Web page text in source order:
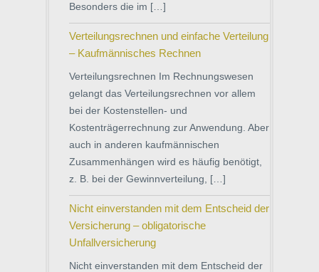
Besonders die im […]
Verteilungsrechnen und einfache Verteilung
– Kaufmännisches Rechnen
Verteilungsrechnen Im Rechnungswesen
gelangt das Verteilungsrechnen vor allem
bei der Kostenstellen- und
Kostenträgerrechnung zur Anwendung. Aber
auch in anderen kaufmännischen
Zusammenhängen wird es häufig benötigt,
z. B. bei der Gewinnverteilung, […]
Nicht einverstanden mit dem Entscheid der
Versicherung – obligatorische
Unfallversicherung
Nicht einverstanden mit dem Entscheid der